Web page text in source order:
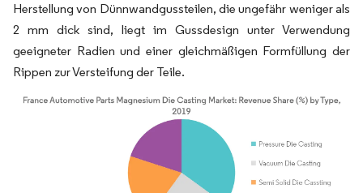
Herstellung von Dünnwandgussteilen, die ungefähr weniger als
2 mm dick sind, liegt im Gussdesign unter Verwendung
geeigneter Radien und einer gleichmäßigen Formfüllung der
Rippen zur Versteifung der Teile.